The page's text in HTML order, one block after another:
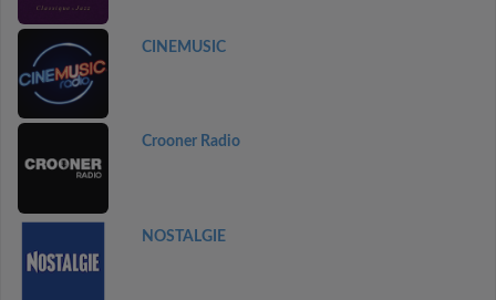
CINEMUSIC
Crooner Radio
NOSTALGIE